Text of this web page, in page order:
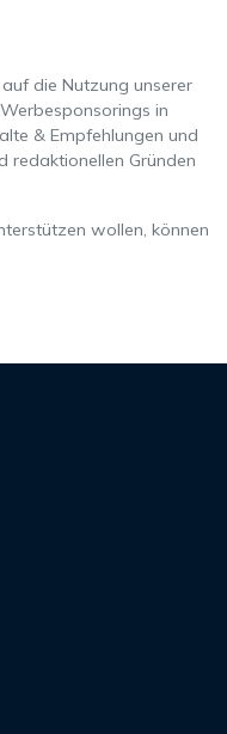
die Nutzung unserer
in
& Empfehlungen und
redaktionellen Gründen
wollen, können